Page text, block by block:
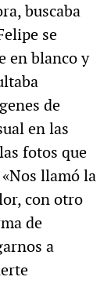
buscaba
se
en blanco y
de
en las
fotos que
llamó la
con otro
de
a